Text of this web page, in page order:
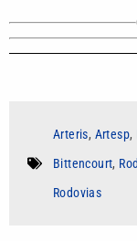
Arteris, Artesp,
Bittencourt,
Rodovias